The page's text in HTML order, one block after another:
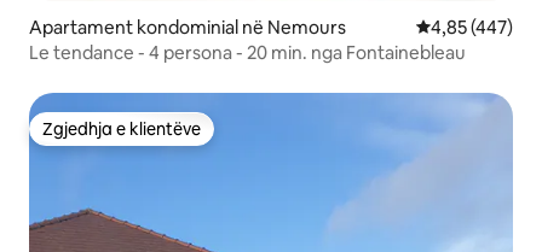
Apartament kondominial në Nemours Vlerësimi
4,85 (447)
Le tendance - 4 persona - 20 min. nga Fontainebleau
Zgjedhja e klientëve
Zgjedhja e klientëve